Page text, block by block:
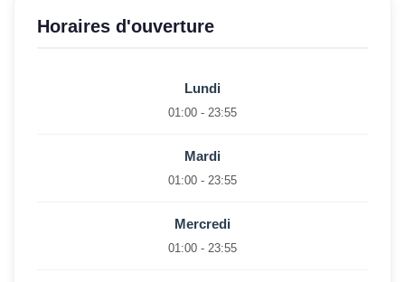
Horaires d'ouverture
Lundi
01:00 - 23:55
Mardi
01:00 - 23:55
Mercredi
01:00 - 23:55